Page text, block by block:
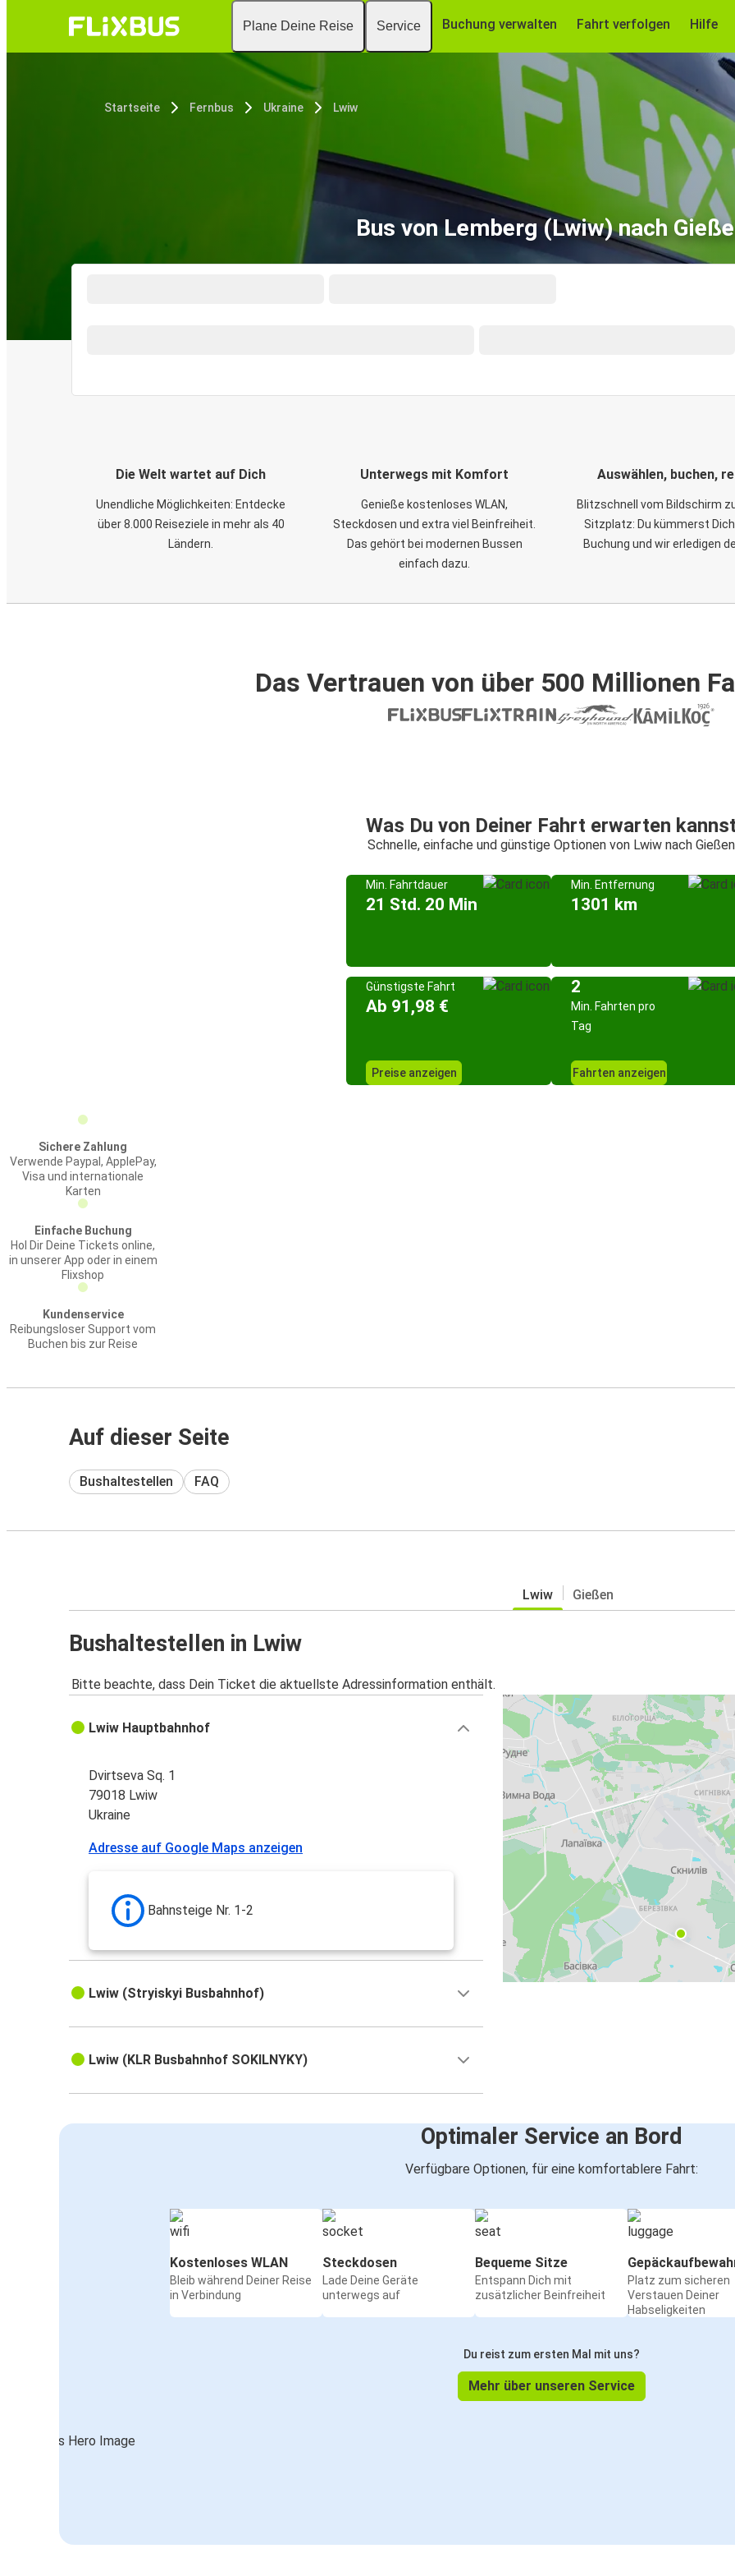
Plane Deine Reise Service Buchung verwalten Fahrt verfolgen Hilfe
Startseite Fernbus Ukraine Lwiw
Bus von Lemberg (Lwiw) nach
Die Welt wartet auf Dich
Unendliche Möglichkeiten: Entdecke
über 8.000 Reiseziele in mehr als 40
Ländern.
Unterwegs mit Komfort
Genieße kostenloses WLAN,
Steckdosen und extra viel Beinfreiheit.
Das gehört bei modernen Bussen
einfach dazu.
Auswählen, buchen,
Blitzschnell vom Bildschirm
Sitzplatz: Du kümmerst
Buchung und wir erledigen
Das Vertrauen von über 500 Millionen
Was Du von Deiner Fahrt erwarten
Schnelle, einfache und günstige Optionen von Lwiw nach Gießen
Min. Fahrtdauer
21 Std. 20 Min
Min. Entfernung
1301 km
Günstigste Fahrt
Ab 91,98 €
Preise anzeigen
2
Min. Fahrten pro
Tag
Fahrten anzeigen
Sichere Zahlung
Verwende Paypal, ApplePay,
Visa und internationale
Karten
Einfache Buchung
Hol Dir Deine Tickets online,
in unserer App oder in einem
Flixshop
Kundenservice
Reibungsloser Support vom
Buchen bis zur Reise
Auf dieser Seite
Bushaltestellen FAQ
Lwiw Gießen
Bushaltestellen in Lwiw
Bitte beachte, dass Dein Ticket die aktuellste Adressinformation enthält.
Lwiw Hauptbahnhof
Dvirtseva Sq. 1
79018 Lwiw
Ukraine
Adresse auf Google Maps anzeigen
Bahnsteige Nr. 1-2
Lwiw (Stryiskyi Busbahnhof)
Lwiw (KLR Busbahnhof SOKILNYKY)
Optimaler Service an Bord
Verfügbare Optionen, für eine komfortablere Fahrt:
Kostenloses WLAN
Bleib während Deiner Reise
in Verbindung
Steckdosen
Lade Deine Geräte
unterwegs auf
Bequeme Sitze
Entspann Dich mit
zusätzlicher Beinfreiheit
Platz zum sicheren
Verstauen Deiner
Habseligkeiten
Du reist zum ersten Mal mit uns?
Mehr über unseren Service